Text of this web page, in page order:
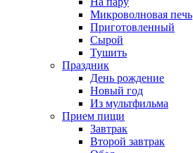
Микроволновая печь
Приготовленный
Сырой
Тушить
Праздник
День рождение
Новый год
Из мультфильма
Прием пищи
Завтрак
Второй завтрак